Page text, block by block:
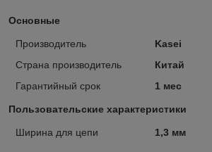
Основные
Производитель
Kasei
Страна производитель
Китай
Гарантийный срок
1 мес
Пользовательские характеристики
Ширина для цепи 1,3 мм